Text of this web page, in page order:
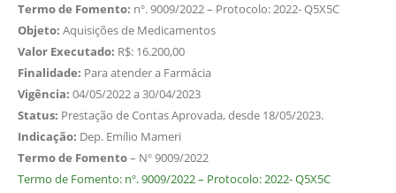
Termo de Fomento: nº. 9009/2022 – Protocolo: 2022- Q5X5C
Objeto: Aquisições de Medicamentos
Valor Executado: R$: 16.200,00
Finalidade: Para atender a Farmácia
Vigência: 04/05/2022 a 30/04/2023
Status: Prestação de Contas Aprovada, desde 18/05/2023.
Indicação: Dep. Emílio Mameri
Termo de Fomento– Nº 9009/2022
Termo de Fomento: nº. 9009/2022 – Protocolo: 2022- Q5X5C